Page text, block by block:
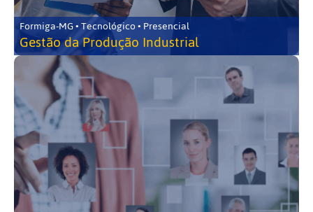
Formiga-MG • Tecnológico • Presencial
Gestão da Produção Industrial